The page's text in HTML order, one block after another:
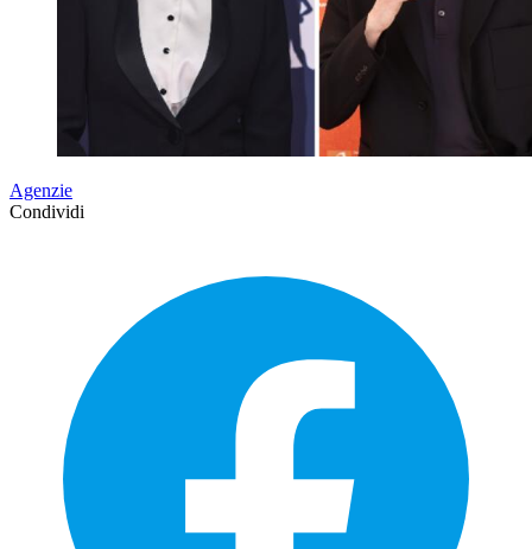
Agenzie
Condividi